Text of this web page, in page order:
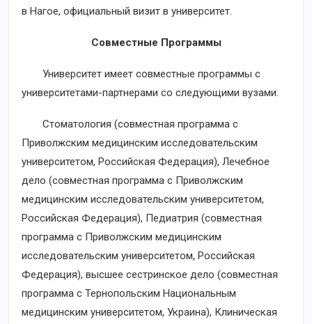
в Нагое, официальный визит в университет.
Совместные Программы
Университет имеет совместные программы с
университетами-партнерами со следующими вузами.
Стоматология (совместная программа с
Приволжским медицинским исследовательским
университетом, Российская Федерация), Лечебное
дело (совместная программа с Приволжским
медицинским исследовательским университетом,
Российская Федерация), Педиатрия (совместная
программа с Приволжским медицинским
исследовательским университетом, Российская
Федерация), высшее сестринское дело (совместная
программа с Тернопольским Национальным
медицинским университетом, Украина), Клиническая